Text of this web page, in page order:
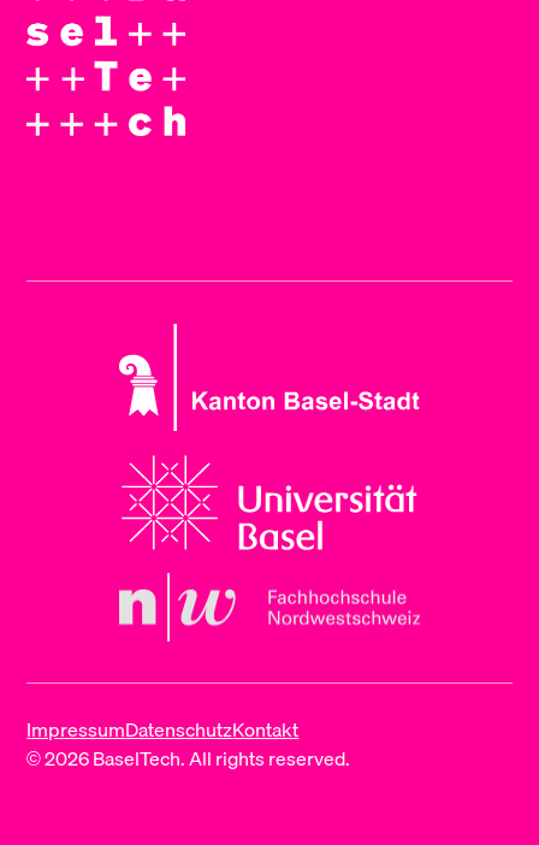
ImpressumDatenschutzKontakt
© 2026 BaselTech. All rights reserved.